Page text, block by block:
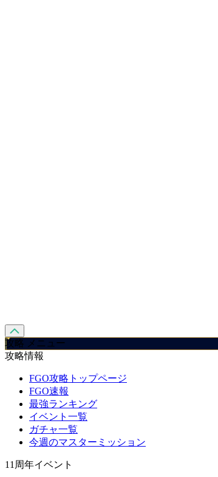
攻略 メニュー
攻略情報
FGO攻略トップページ
FGO速報
最強ランキング
イベント一覧
ガチャ一覧
今週のマスターミッション
11周年イベント